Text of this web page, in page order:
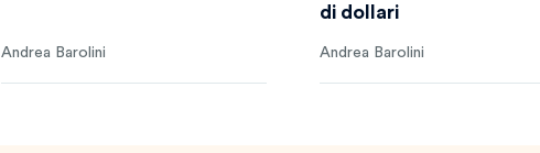
Andrea Barolini
di dollari
Andrea Barolini